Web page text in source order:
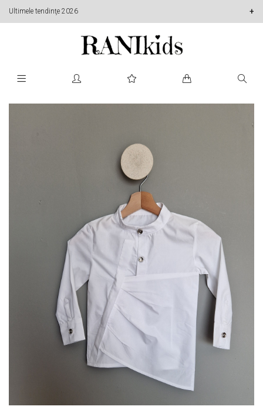
Ultimele tendinţe 2026